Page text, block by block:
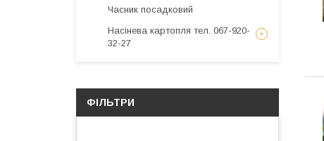
Часник посадковий
Насінева картопля тел. 067-920-
32-27
ФІЛЬТРИ